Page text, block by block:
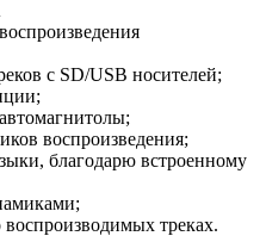
с SD/USB носителей;
воспроизведения;
благодарю встроенному
треках.